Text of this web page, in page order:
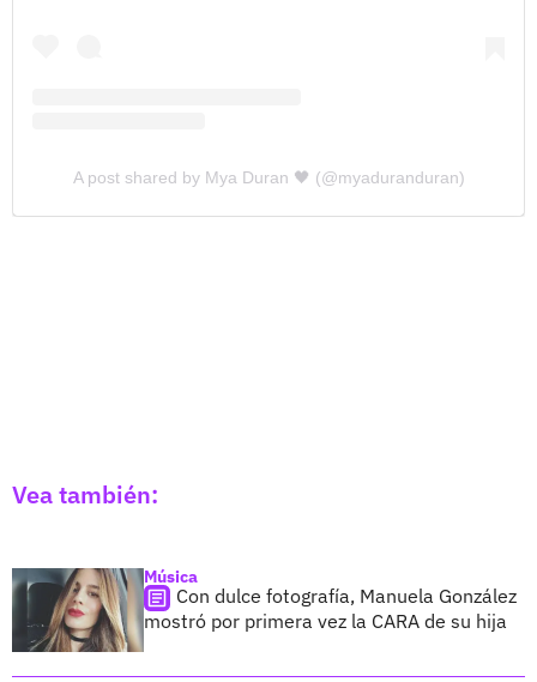
A post shared by Mya Duran 🖤 (@myaduranduran)
Vea también:
Música
Con dulce fotografía, Manuela González
mostró por primera vez la CARA de su hija